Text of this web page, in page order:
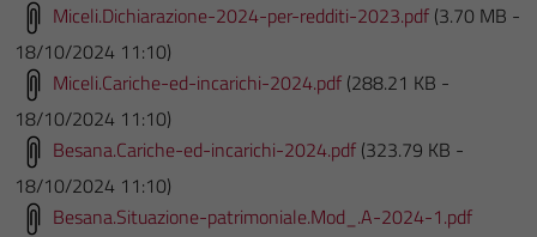
Miceli.Dichiarazione-2024-per-redditi-2023.pdf (3.70 MB -
18/10/2024 11:10)
Miceli.Cariche-ed-incarichi-2024.pdf (288.21 KB -
18/10/2024 11:10)
Besana.Cariche-ed-incarichi-2024.pdf (323.79 KB -
18/10/2024 11:10)
Besana.Situazione-patrimoniale.Mod_.A-2024-1.pdf